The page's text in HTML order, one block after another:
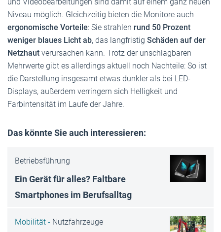
Niveau möglich. Gleichzeitig bieten die Monitore auch
ergonomische Vorteile: Sie strahlen rund 50 Prozent
weniger blaues Licht ab, das langfristig Schäden auf der
Netzhaut verursachen kann. Trotz der unschlagbaren
Mehrwerte gibt es allerdings aktuell noch Nachteile: So ist
die Darstellung insgesamt etwas dunkler als bei LED-
Displays, außerdem verringern sich Helligkeit und
Farbintensität im Laufe der Jahre.
Das könnte Sie auch interessieren:
Betriebsführung
Ein Gerät für alles? Faltbare
Smartphones im Berufsalltag
Mobilität - Nutzfahrzeuge